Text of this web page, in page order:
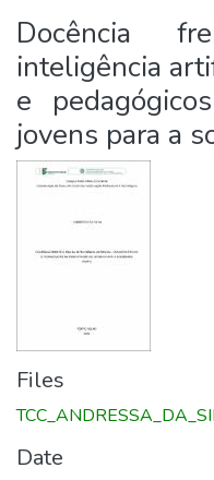
Docência
inteligência
e
jovens para a
Files
Date